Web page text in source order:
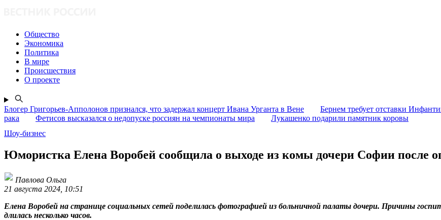
Общество
Экономика
Политика
В мире
Происшествия
О проекте
Блогер Григорьев-Апполонов признался, что задержал концерт Ивана Урганта в Вене Бернем требует отставки
рака
Фетисов высказался о недопуске россиян на чемпионаты мира
Лукашенко подарили памятник коровы
Шоу-бизнес
Юмористка Елена Воробей сообщила о выходе из комы дочери Софии после
Павлова Ольга
21 августа 2024, 10:51
Елена Воробей на странице социальных сетей поделилась фотографией из больничной палаты дочери. Причины
длилась несколько часов.